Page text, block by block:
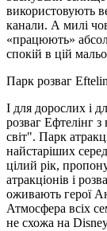
використовують
канали. А милі
«працюють»
спокій в цій
Парк розваг
І для дорослих і
розваг Ефтелінг
світ". Парк
найстаріших
цілий рік,
атракціонів і
оживають герої
Атмосфера всіх
не схожа на